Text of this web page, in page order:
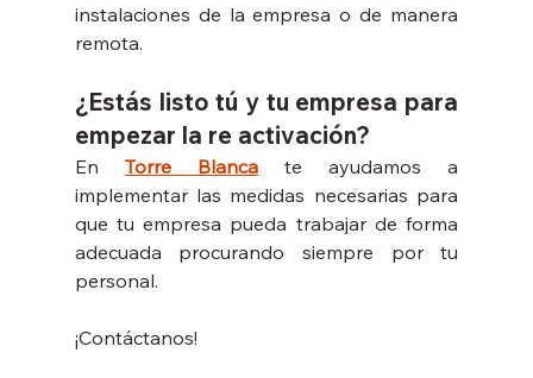
instalaciones de la empresa o de manera
remota.
¿Estás listo tú y tu empresa para
empezar la re activación?
En Torre Blanca te ayudamos a
implementar las medidas necesarias para
que tu empresa pueda trabajar de forma
adecuada procurando siempre por tu
personal.
¡Contáctanos!